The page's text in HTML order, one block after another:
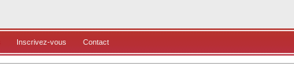
Inscrivez-vous Contact